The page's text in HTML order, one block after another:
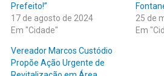
Prefeito!”
17 de agosto de 2024
Em "Cidade"
25 de
Em
Vereador Marcos Custódio
Propõe Ação Urgente de